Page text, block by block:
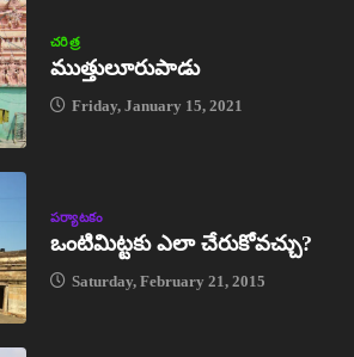
చరిత్ర
ముత్తులూరుపాడు
Friday, January 15, 2021
పర్యాటకం
ఒంటిమిట్టకు ఎలా చేరుకోవచ్చు?
Saturday, February 21, 2015